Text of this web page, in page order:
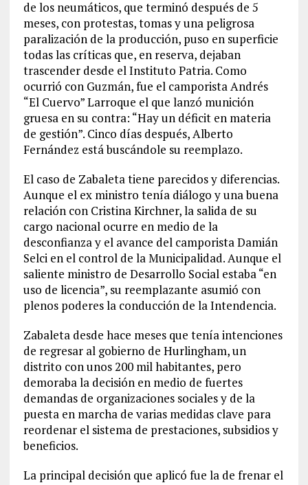
de los neumáticos, que terminó después de 5
meses, con protestas, tomas y una peligrosa
paralización de la producción, puso en superficie
todas las críticas que, en reserva, dejaban
trascender desde el Instituto Patria. Como
ocurrió con Guzmán, fue el camporista Andrés
“El Cuervo” Larroque el que lanzó munición
gruesa en su contra: “Hay un déficit en materia
de gestión”. Cinco días después, Alberto
Fernández está buscándole su reemplazo.
El caso de Zabaleta tiene parecidos y diferencias.
Aunque el ex ministro tenía diálogo y una buena
relación con Cristina Kirchner, la salida de su
cargo nacional ocurre en medio de la
desconfianza y el avance del camporista Damián
Selci en el control de la Municipalidad. Aunque el
saliente ministro de Desarrollo Social estaba “en
uso de licencia”, su reemplazante asumió con
plenos poderes la conducción de la Intendencia.
Zabaleta desde hace meses que tenía intenciones
de regresar al gobierno de Hurlingham, un
distrito con unos 200 mil habitantes, pero
demoraba la decisión en medio de fuertes
demandas de organizaciones sociales y de la
puesta en marcha de varias medidas clave para
reordenar el sistema de prestaciones, subsidios y
beneficios.
La principal decisión que aplicó fue la de frenar el